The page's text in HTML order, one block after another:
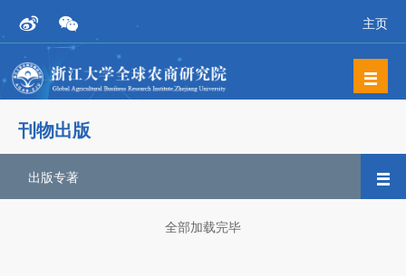
主页
刊物出版
出版专著
全部加载完毕